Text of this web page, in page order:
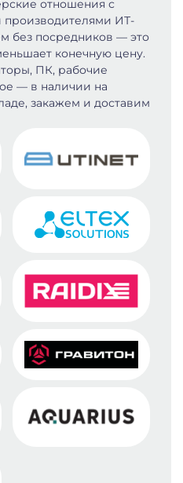
отношения с
ИТ-
без посредников — это
конечную цену.
ПК, рабочие
— в наличии на
закажем и доставим